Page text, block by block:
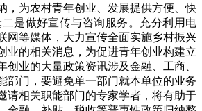
，为农村青年创业、发展提供方便、快
是做好宣传与咨询服务。充分利用电
网等媒体，大力宣传全面实施乡村振兴
业的相关消息，为促进青年创业构建立
创业的大量政策资讯涉及金融、工商、
部门，要避免单一部门就本单位的业务
请相关职能部门的专家学者，将有助于